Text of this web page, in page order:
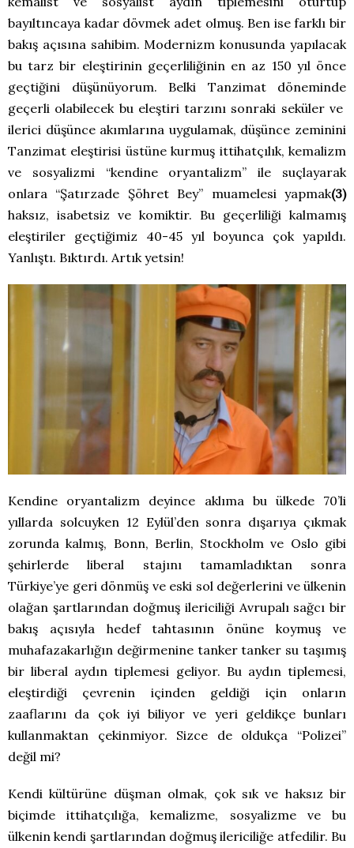
bayıltıncaya kadar dövmek adet olmuş. Ben ise farklı bir
bakış açısına sahibim. Modernizm konusunda yapılacak
bu tarz bir eleştirinin geçerliliğinin en az 150 yıl önce
geçtiğini düşünüyorum. Belki Tanzimat döneminde
geçerli olabilecek bu eleştiri tarzını sonraki seküler ve
ilerici düşünce akımlarına uygulamak, düşünce zeminini
Tanzimat eleştirisi üstüne kurmuş ittihatçılık, kemalizm
ve sosyalizmi “kendine oryantalizm” ile suçlayarak
onlara “Şatırzade Şöhret Bey” muamelesi yapmak(3)
haksız, isabetsiz ve komiktir. Bu geçerliliği kalmamış
eleştiriler geçtiğimiz 40-45 yıl boyunca çok yapıldı.
Yanlıştı. Bıktırdı. Artık yetsin!
Kendine oryantalizm deyince aklıma bu ülkede 70’li
yıllarda solcuyken 12 Eylül’den sonra dışarıya çıkmak
zorunda kalmış, Bonn, Berlin, Stockholm ve Oslo gibi
şehirlerde liberal stajını tamamladıktan sonra
Türkiye’ye geri dönmüş ve eski sol değerlerini ve ülkenin
olağan şartlarından doğmuş ilericiliği Avrupalı sağcı bir
bakış açısıyla hedef tahtasının önüne koymuş ve
muhafazakarlığın değirmenine tanker tanker su taşımış
bir liberal aydın tiplemesi geliyor. Bu aydın tiplemesi,
eleştirdiği çevrenin içinden geldiği için onların
zaaflarını da çok iyi biliyor ve yeri geldikçe bunları
kullanmaktan çekinmiyor. Sizce de oldukça “Polizei”
değil mi?
Kendi kültürüne düşman olmak, çok sık ve haksız bir
biçimde ittihatçılığa, kemalizme, sosyalizme ve bu
ülkenin kendi şartlarından doğmuş ilericiliğe atfedilir. Bu